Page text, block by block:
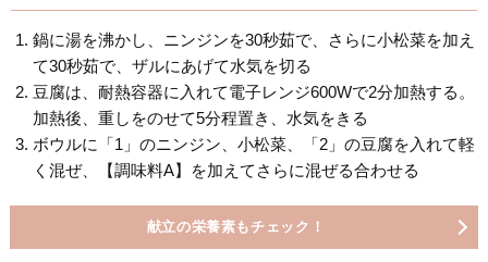
鍋に湯を沸かし、ニンジンを30秒茹で、さらに小松菜を加え
て30秒茹で、ザルにあげて水気を切る
豆腐は、耐熱容器に入れて電子レンジ600Wで2分加熱する。
加熱後、重しをのせて5分程置き、水気をきる
ボウルに「1」のニンジン、小松菜、「2」の豆腐を入れて軽
く混ぜ、【調味料A】を加えてさらに混ぜる合わせる
献立の栄養素もチェック！